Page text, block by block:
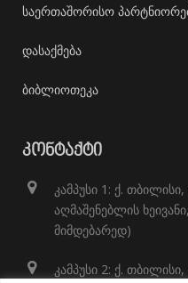
საერთაშორისო
დასაქმება
ბიბლიოთეკა
ᲙᲝᲜᲢᲐᲥᲢᲘ
კამპუსი 1: ქ.
აღმაშენებლის
მიმდებარედ)
კამპუსი 2: ქ.